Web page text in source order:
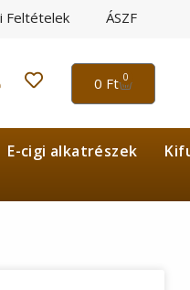
Feltételek ÁSZF
0 Ft 0
E-cigi alkatrészek